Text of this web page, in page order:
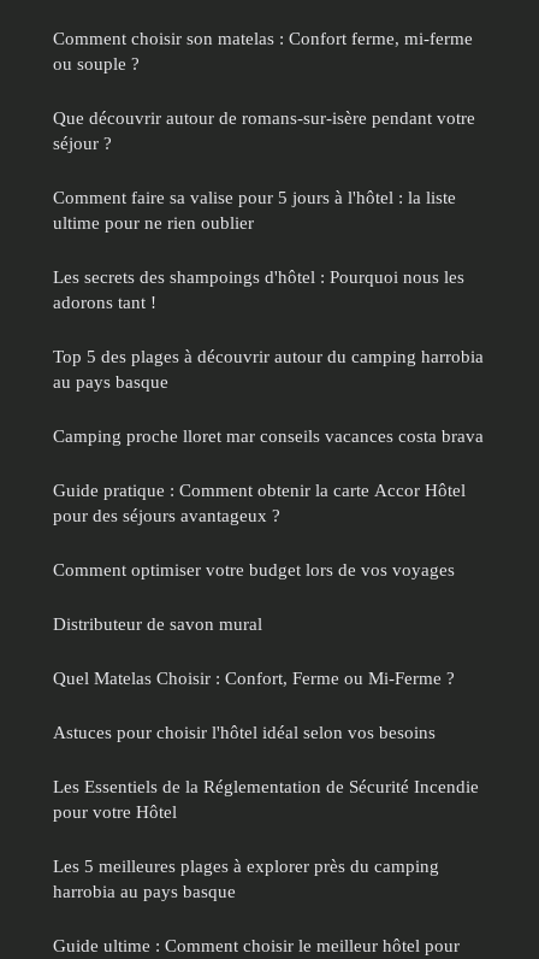
Comment choisir son matelas : Confort ferme, mi-ferme
ou souple ?
Que découvrir autour de romans-sur-isère pendant votre
séjour ?
Comment faire sa valise pour 5 jours à l'hôtel : la liste
ultime pour ne rien oublier
Les secrets des shampoings d'hôtel : Pourquoi nous les
adorons tant !
Top 5 des plages à découvrir autour du camping harrobia
au pays basque
Camping proche lloret mar conseils vacances costa brava
Guide pratique : Comment obtenir la carte Accor Hôtel
pour des séjours avantageux ?
Comment optimiser votre budget lors de vos voyages
Distributeur de savon mural
Quel Matelas Choisir : Confort, Ferme ou Mi-Ferme ?
Astuces pour choisir l'hôtel idéal selon vos besoins
Les Essentiels de la Réglementation de Sécurité Incendie
pour votre Hôtel
Les 5 meilleures plages à explorer près du camping
harrobia au pays basque
Guide ultime : Comment choisir le meilleur hôtel pour